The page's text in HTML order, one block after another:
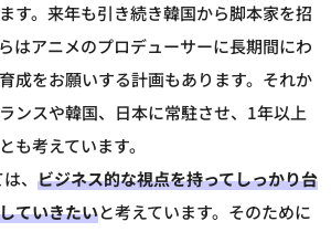
す。来年も引き続き韓国から脚本家を招
はアニメのプロデューサーに長期間にわ
成をお願いする計画もあります。それか
ンスや韓国、日本に常駐させ、1年以上
も考えています。
、 ビジネス的な視点を持ってしっかり台
ていきたいと考えています。そのために